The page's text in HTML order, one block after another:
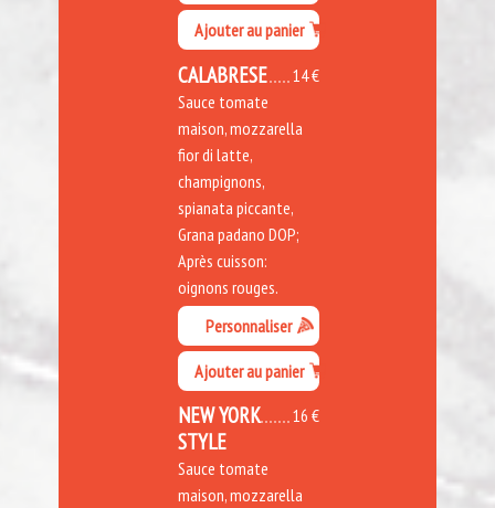
Ajouter au panier
14 €
CALABRESE
Sauce tomate
maison, mozzarella
fior di latte,
champignons,
spianata piccante,
Grana padano DOP;
Après cuisson:
oignons rouges.
Personnaliser
Ajouter au panier
16 €
NEW YORK
STYLE
Sauce tomate
maison, mozzarella